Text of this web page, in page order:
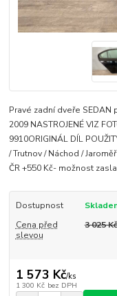
Pravé zadní dveře SEDAN
2009 NASTROJENÉ VIZ
9910ORIGINÁL DÍL
/ Trutnov / Náchod /
ČR +550 Kč- možnost
Dostupnost
Cena před
slevou
3 025 Kč
1 573 Kč/ks
1 300 Kč bez DPH